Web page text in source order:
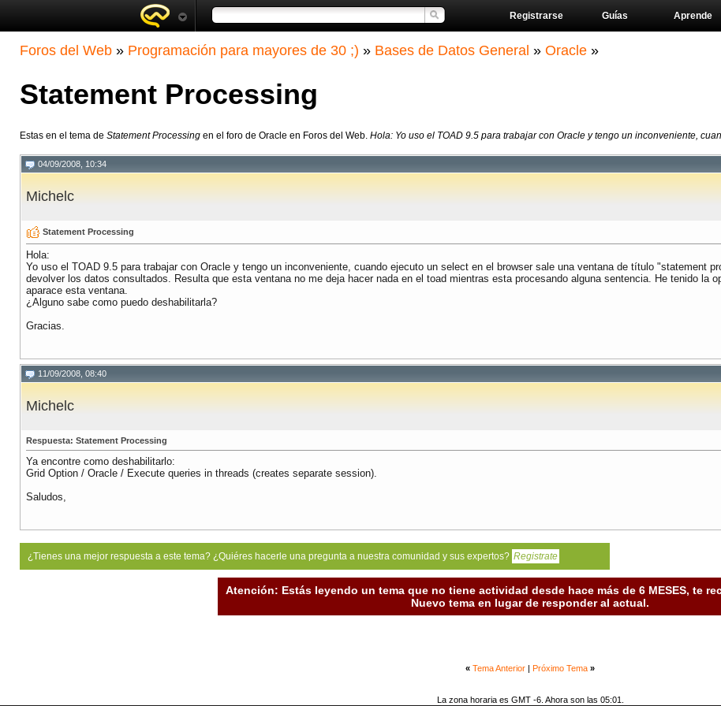
Aprende
Guías
Registrarse
Foros del Web » Programación para mayores de 30 ;) » Bases de Datos General » Oracle »
Statement Processing
Estas en el tema de Statement Processing en el foro de Oracle en Foros del Web. Hola: Yo uso el TOAD 9.5 para trabajar con Oracle y tengo un inconveniente,
04/09/2008, 10:34
Michelc
Statement Processing
Hola:
Yo uso el TOAD 9.5 para trabajar con Oracle y tengo un inconveniente, cuando ejecuto un select en el browser sale una ventana de título "statement
devolver los datos consultados. Resulta que esta ventana no me deja hacer nada en el toad mientras esta procesando alguna sentencia. He tenido la
aparace esta ventana.
¿Alguno sabe como puedo deshabilitarla?
Gracias.
11/09/2008, 08:40
Michelc
Respuesta: Statement Processing
Ya encontre como deshabilitarlo:
Grid Option / Oracle / Execute queries in threads (creates separate session).
Saludos,
¿Tienes una mejor respuesta a este tema? ¿Quiéres hacerle una pregunta a nuestra comunidad y sus expertos? Registrate
Atención: Estás leyendo un tema que no tiene actividad desde hace más de 6 MESES, te
Nuevo tema en lugar de responder al actual.
« Tema Anterior Próximo Tema »
La zona horaria es GMT -6. Ahora son las 05:01.